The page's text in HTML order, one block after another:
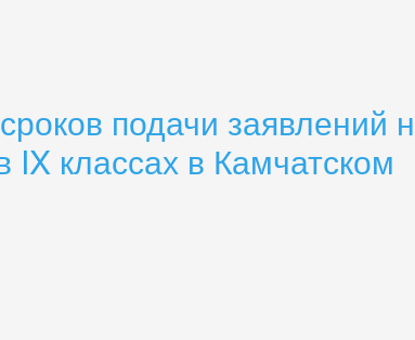
подачи заявлений
IX классах в Камчатском